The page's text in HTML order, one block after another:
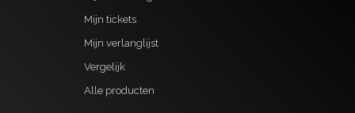
Mijn tickets
Mijn verlanglijst
Vergelijk
Alle producten